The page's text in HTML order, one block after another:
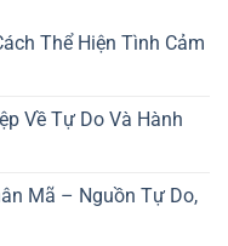
Thể Hiện Tình Cảm
Về Tự Do Và Hành
Mã – Nguồn Tự Do,